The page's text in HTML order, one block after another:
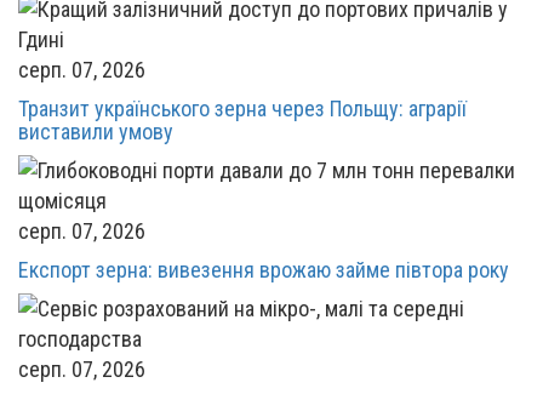
серп. 07, 2026
Транзит українського зерна через Польщу: аграрії
виставили умову
серп. 07, 2026
Експорт зерна: вивезення врожаю займе півтора року
серп. 07, 2026